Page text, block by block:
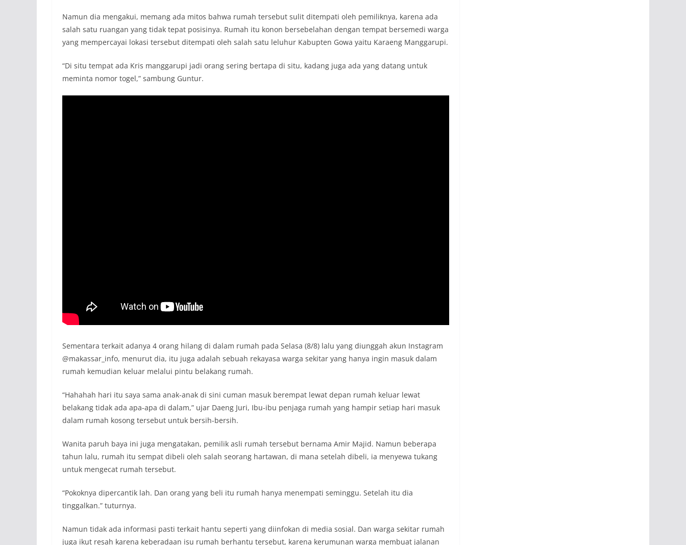
Namun dia mengakui, memang ada mitos bahwa rumah tersebut sulit ditempati oleh pemiliknya, karena ada
salah satu ruangan yang tidak tepat posisinya. Rumah itu konon bersebelahan dengan tempat bersemedi warga
yang mempercayai lokasi tersebut ditempati oleh salah satu leluhur Kabupten Gowa yaitu Karaeng Manggarupi.
“Di situ tempat ada Kris manggarupi jadi orang sering bertapa di situ, kadang juga ada yang datang untuk
meminta nomor togel,” sambung Guntur.
Sementara terkait adanya 4 orang hilang di dalam rumah pada Selasa (8/8) lalu yang diunggah akun Instagram
@makassar_info, menurut dia, itu juga adalah sebuah rekayasa warga sekitar yang hanya ingin masuk dalam
rumah kemudian keluar melalui pintu belakang rumah.
“Hahahah hari itu saya sama anak-anak di sini cuman masuk berempat lewat depan rumah keluar lewat
belakang tidak ada apa-apa di dalam,” ujar Daeng Juri, Ibu-ibu penjaga rumah yang hampir setiap hari masuk
dalam rumah kosong tersebut untuk bersih-bersih.
Wanita paruh baya ini juga mengatakan, pemilik asli rumah tersebut bernama Amir Majid. Namun beberapa
tahun lalu, rumah itu sempat dibeli oleh salah seorang hartawan, di mana setelah dibeli, ia menyewa tukang
untuk mengecat rumah tersebut.
“Pokoknya dipercantik lah. Dan orang yang beli itu rumah hanya menempati seminggu. Setelah itu dia
tinggalkan.” tuturnya.
Namun tidak ada informasi pasti terkait hantu seperti yang diinfokan di media sosial. Dan warga sekitar rumah
juga ikut resah karena keberadaan isu rumah berhantu tersebut, karena kerumunan warga membuat jalanan